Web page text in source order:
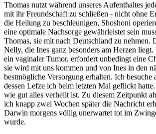
Thomas nutzt während unseres Aufenthaltes
mit ihr Freundschaft zu schließen - nicht ohne
die Heilung zu beschleunigen, Shoshoni
eine optimale Nachsorge gewährleistet sein
Thomas, sie mit nach Deutschland zu nehmen.
Nelly, die Ines ganz besonders am Herzen
ein vaginaler Tumor, erfordert unbedingt eine
sie wird mit uns kommen und von Ines in den
bestmögliche Versorgung erhalten. Ich besuche
dessen Lefze ich beim letzten Mal geflickt
wie gut alles verheilt ist. Zu diesem Zeitpunkt
ich knapp zwei Wochen später die Nachricht
Darwin morgens völlig unerwartet tot im
wurde.